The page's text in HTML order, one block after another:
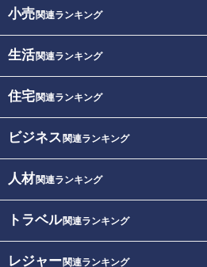
小売関連ランキング
生活関連ランキング
住宅関連ランキング
ビジネス 関連ランキング
人材関連ランキング
トラベル関連ランキング
レジャー関連ランキング